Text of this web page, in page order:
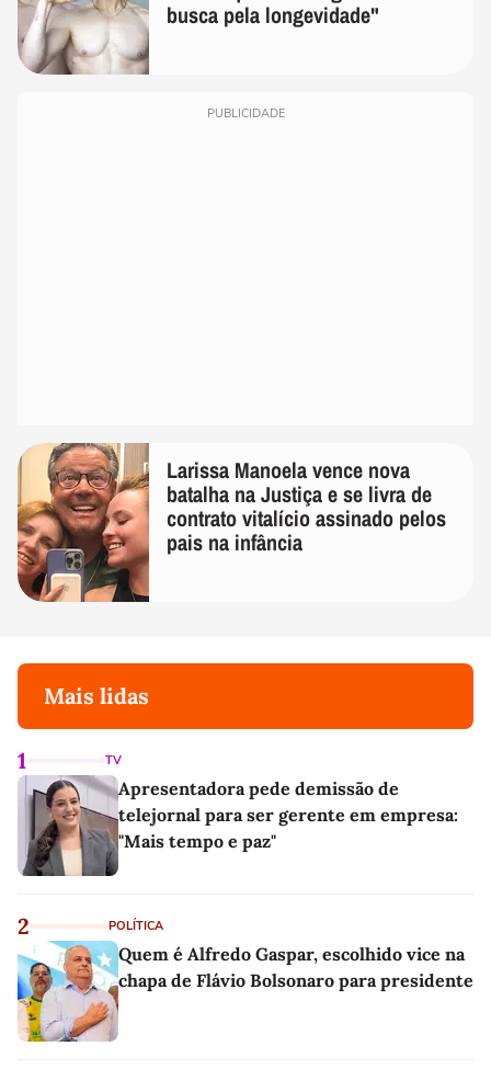
busca pela longevidade"
PUBLICIDADE
Larissa Manoela vence nova
batalha na Justiça e se livra de
contrato vitalício assinado pelos
pais na infância
Mais lidas
1 TV
Apresentadora pede demissão de
telejornal para ser gerente em empresa:
"Mais tempo e paz"
2 POLÍTICA
Quem é Alfredo Gaspar, escolhido vice na
chapa de Flávio Bolsonaro para presidente